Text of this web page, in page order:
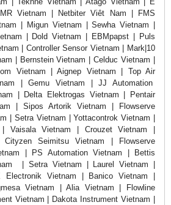
Vietnam | Netbiter Viêt Nam | FMS
| Migun Vietnam | Sewha Vietnam |
| Dold Vietnam | EBMpapst | Puls
| Controller Sensor Vietnam | Mark|10
| Bernstein Vietnam | Celduc Vietnam |
Vietnam | Aignep Vietnam | Top Air
| Gemu Vietnam | JJ Automation
| Delta Elektrogas Vietnam | Pentair
| Sipos Artorik Vietnam | Flowserve
| Setra Vietnam | Yottacontrok Vietnam |
Vaisala Vietnam | Crouzet Vietnam |
Cityzen Seimitsu Vietnam | Flowserve
| PS Automation Vietnam | Bettis
| Setra Vietnam | Laurel Vietnam |
Electronik Vietnam | Banico Vietnam |
Vietnam | Alia Vietnam | Flowline
Vietnam | Dakota Instrument Vietnam |